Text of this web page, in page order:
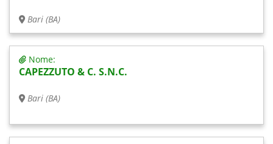
Bari (BA)
Nome:
CAPEZZUTO & C. S.N.C.
Bari (BA)